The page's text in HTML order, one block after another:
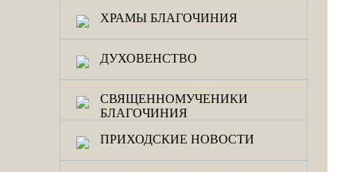
ХРАМЫ БЛАГОЧИНИЯ
ДУХОВЕНСТВО
СВЯЩЕННОМУЧЕНИКИ
БЛАГОЧИНИЯ
ПРИХОДСКИЕ НОВОСТИ